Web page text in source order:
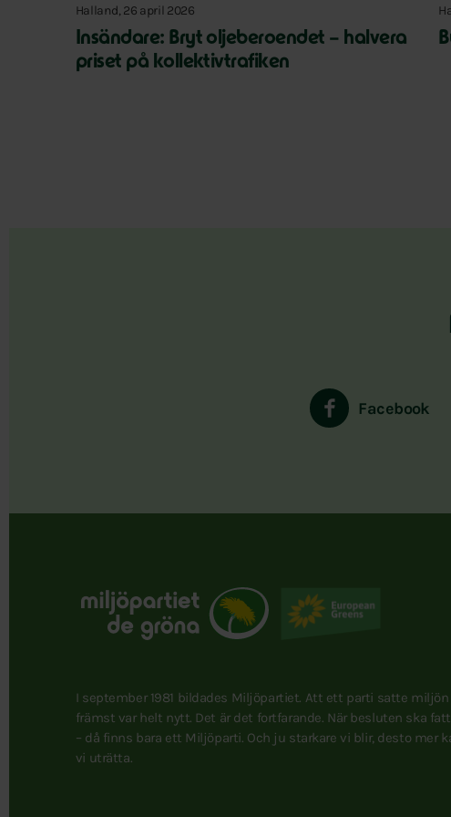
Halland, 26 april 2026
Insändare: Bryt oljeberoendet – halvera
priset på kollektivtrafiken
Facebook
I september 1981 bildades Miljöpartiet. Att ett parti satte miljön
främst var helt nytt. Det är det fortfarande. När besluten ska
– då finns bara ett Miljöparti. Och ju starkare vi blir, desto mer
vi uträtta.